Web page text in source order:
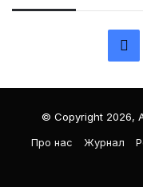
c
e
© Copyright 2026,
Про нас
Журнал